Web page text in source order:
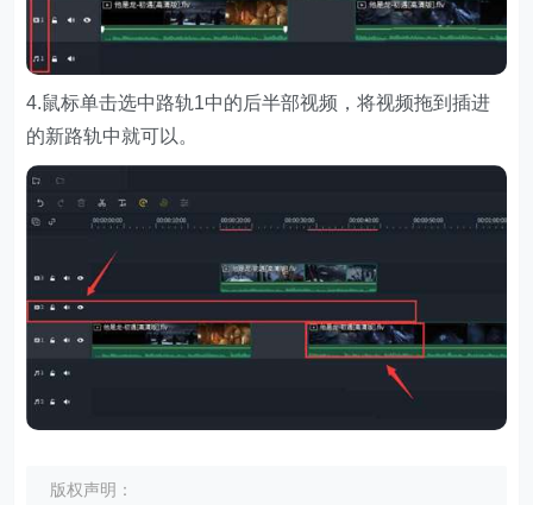
4.鼠标单击选中路轨1中的后半部视频，将视频拖到插进
的新路轨中就可以。
版权声明：